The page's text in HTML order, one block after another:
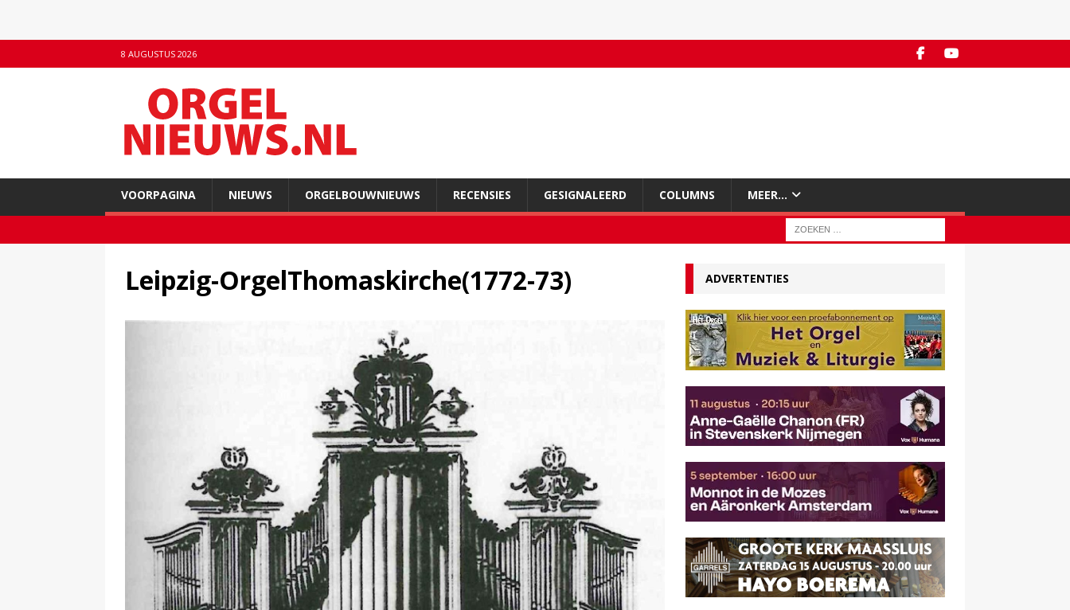
8 AUGUSTUS 2026
VOORPAGINA NIEUWS ORGELBOUWNIEUWS RECENSIES GESIGNALEERD COLUMNS MEER…
Leipzig-OrgelThomaskirche(1772-73) ADVERTENTIES